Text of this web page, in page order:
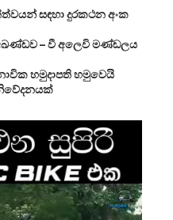
සඳහා දුරකථන අංක
– වී අලෙවි මණ්ඩලය
හමුදාපති හමුවෙයි